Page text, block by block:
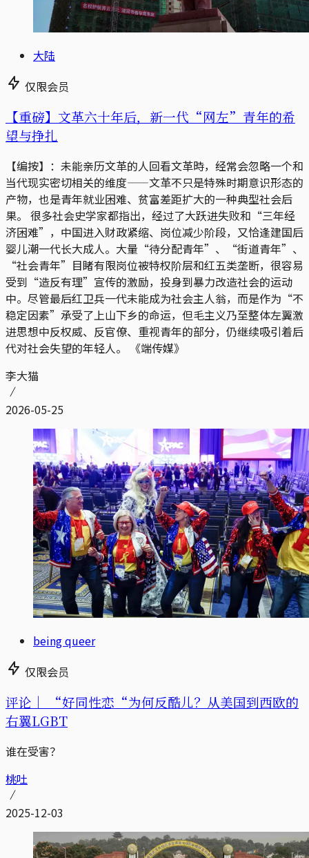
大陆
仅限会员
【重磅】文革六十年后，新一代“网左”青年的希
望与挣扎
【编按】：未能亲历文革的人回看文革時，经常会忽略一个和
当代现实密切相关的维度——文革不只是特殊时期意识形态的
产物，也是青年就业困难、贫富差距扩大的一种典型社会后
果。 很多社会史学家都指出，经过了大跃进失败和“三年经
济困难”，中国进入财政紧缩、岗位减少阶段，又恰逢建国后
婴儿潮一代长大成人。大量“待分配青年”、“街道青年”、
“社会青年”目睹有限岗位被特权阶层和红五类垄断，很容易
受到“造反有理”宣传的激励，投身到暴力改造社会的运动
中。尽管最后红卫兵一代未能成为社会主人翁，而是作为“不
稳定因素”承受了上山下乡的命运，但毛主义乃至整体左翼激
进思想中反权威、反官僚、重视青年的部分，仍继续吸引着后
代对社会失望的年轻人。 《端传媒》
李大猫
2026-05-25
being queer
仅限会员
评论｜
“好同性恋“为何反酷儿？从美国到西欧的
右翼LGBT
谁在受害？
桃吐
2025-12-03